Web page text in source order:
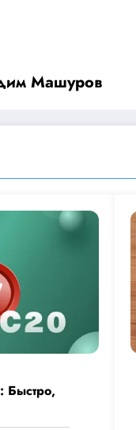
Машуров
Быстро,